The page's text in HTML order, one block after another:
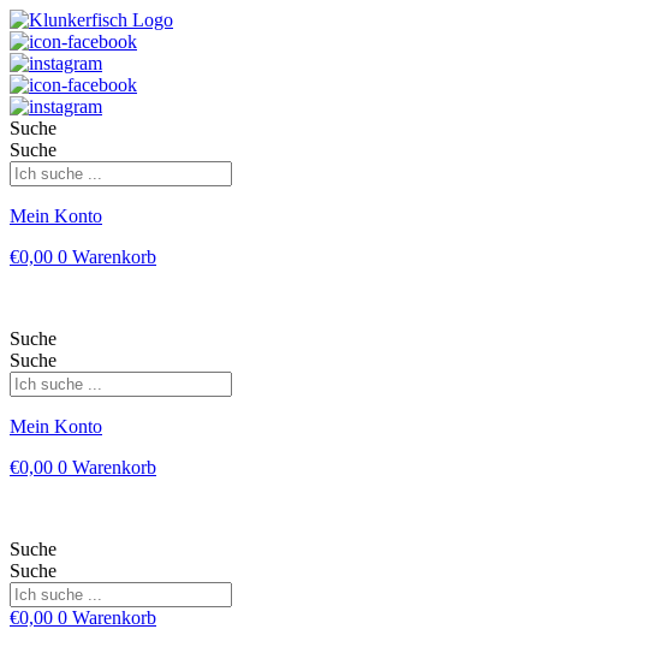
Suche
Suche
Mein Konto
€0,00 0 Warenkorb
Suche
Suche
Mein Konto
€0,00 0 Warenkorb
Suche
Suche
€0,00 0 Warenkorb